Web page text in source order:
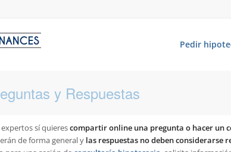
Pedir
y Respuestas
sí quierescompartir online una pregunta o hacer un
de forma general y las respuestas no deben considerarse